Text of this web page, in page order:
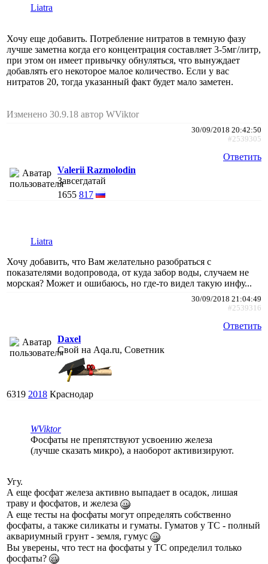
Liatra
Хочу еще добавить. Потребление нитратов в темную фазу
лучше заметна когда его концентрация составляет 3-5мг/литр,
при этом он имеет привычку обнуляться, что вынуждает
добавлять его некоторое малое количество. Если у вас
нитратов 20, тогда указанный факт будет мало заметен.
Изменено 30.9.18 автор WViktor
30/09/2018 20:42:50
#2539305
Ответить
Valerii Razmolodin
Завсегдатай
1655 817
Liatra
Хочу добавить, что Вам желательно разобраться с
показателями водопровода, от куда забор воды, случаем не
морская? Может и ошибаюсь, но где-то видел такую инфу...
30/09/2018 21:04:49
#2539316
Ответить
Daxel
Свой на Aqa.ru, Советник
6319 2018 Краснодар
WViktor
Фосфаты не препятствуют усвоению железа
(лучше сказать микро), а наоборот активизируют.
Угу.
А еще фосфат железа активно выпадает в осадок, лишая
траву и фосфатов, и железа
А еще тесты на фосфаты могут определять собственно
фосфаты, а также силикаты и гуматы. Гуматов у ТС - полный
аквариумный грунт - земля, гумус
Вы уверены, что тест на фосфаты у ТС определил только
фосфаты?